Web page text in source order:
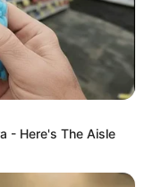
A Whole New
- Here's The Aisle